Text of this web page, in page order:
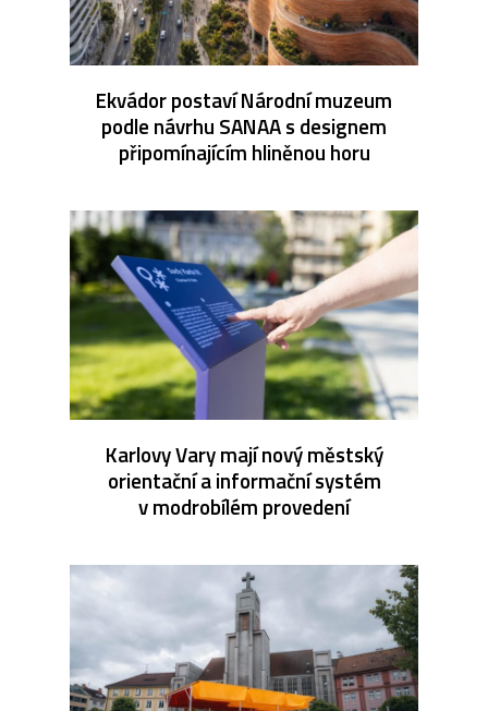
Ekvádor postaví Národní muzeum
podle návrhu SANAA s designem
připomínajícím hliněnou horu
Karlovy Vary mají nový městský
orientační a informační systém
v modrobílém provedení